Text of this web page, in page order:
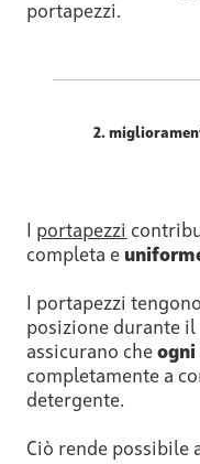
portapezzi.
2.
portapezzi
completa e
I portapezzi
posizione durante
assicurano che ogni
completamente a
detergente.
Ciò rende possibile